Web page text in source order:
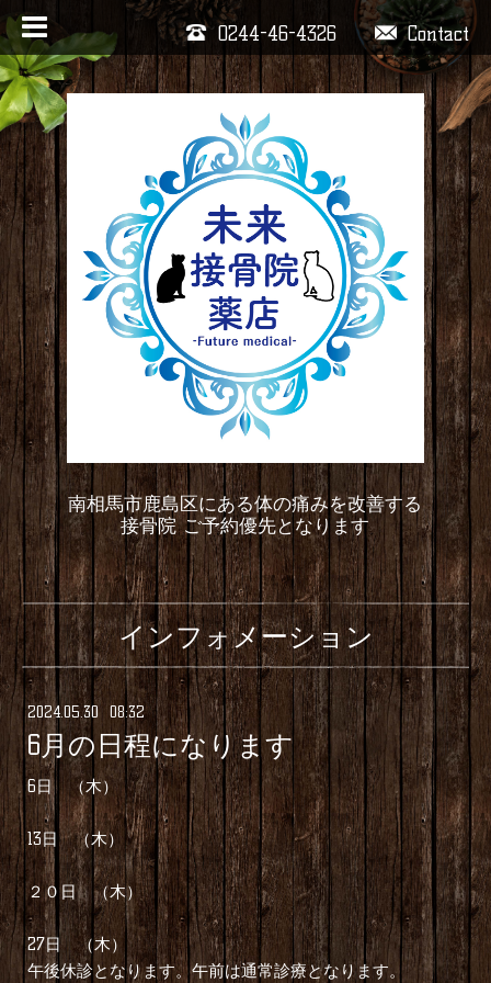
Contact
0244-46-4326
南相馬市鹿島区にある体の痛みを改善する
接骨院 ご予約優先となります
インフォメーション
2024.05.30 08:32
6月の日程になります
6日 （木）
13日 （木）
２０日 （木）
27日 （木）
午後休診となります。午前は通常診療となります。